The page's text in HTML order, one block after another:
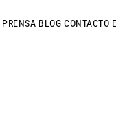
PRENSA BLOG CONTACTO